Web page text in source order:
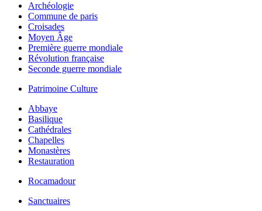
Archéologie
Commune de paris
Croisades
Moyen Âge
Première guerre mondiale
Révolution française
Seconde guerre mondiale
Patrimoine Culture
Abbaye
Basilique
Cathédrales
Chapelles
Monastères
Restauration
Rocamadour
Sanctuaires